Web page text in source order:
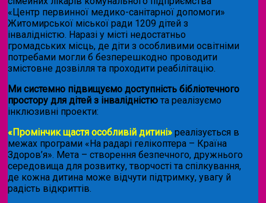
«Центр первинної медико-санітарної допомоги»
Житомирської міської ради 1209 дітей з
інвалідністю. Наразі у місті недостатньо
громадських місць, де діти з особливими освітніми
потребами могли б безперешкодно проводити
змістовне дозвілля та проходити реабілітацію.
Ми системно підвищуємо доступність бібліотечного
простору для дітей з інвалідністю та реалізуємо
інклюзивні проекти:
«Промінчик щастя особливій дитині» реалізується в
межах програми «На радарі гелікоптера – Країна
Здоров’я». Мета – створення безпечного, дружнього
середовища для розвитку, творчості та спілкування,
де кожна дитина може відчути підтримку, увагу й
радість відкриттів.